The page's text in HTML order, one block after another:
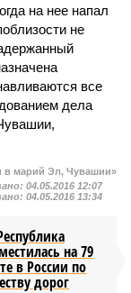
на нее напал
не
все
дела
в марий Эл, Чувашии»
04.05.2016 12:07
04.05.2016 13:34
на 79
в России по
дорог